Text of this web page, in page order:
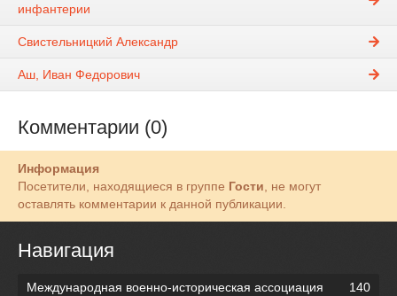
инфантерии
Свистельницкий Александр
Аш, Иван Федорович
Комментарии (0)
Информация
Посетители, находящиеся в группе Гости , не могут
оставлять комментарии к данной публикации.
Навигация
Международная военно-историческая ассоциация
140